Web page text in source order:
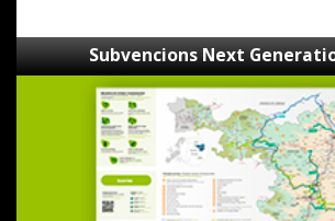
Subvencions Next